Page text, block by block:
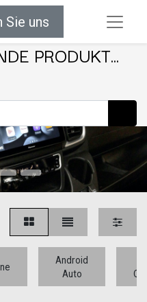
Sie uns
PRODUKT...
Android
Auto